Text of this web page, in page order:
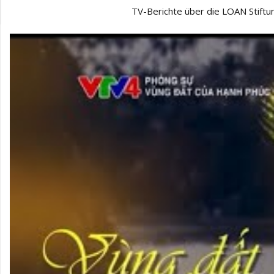
TV-Berichte über die LOAN